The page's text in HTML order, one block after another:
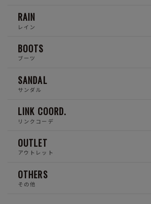
RAIN
レイン
BOOTS
ブーツ
SANDAL
サンダル
LINK COORD.
リンクコーデ
OUTLET
アウトレット
OTHERS
その他